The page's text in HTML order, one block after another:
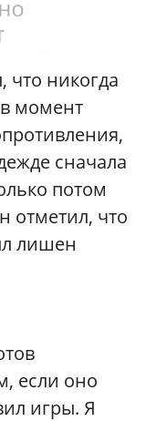
что никогда
момент
сначала
потом
отметил, что
лишен
если оно
игры. Я